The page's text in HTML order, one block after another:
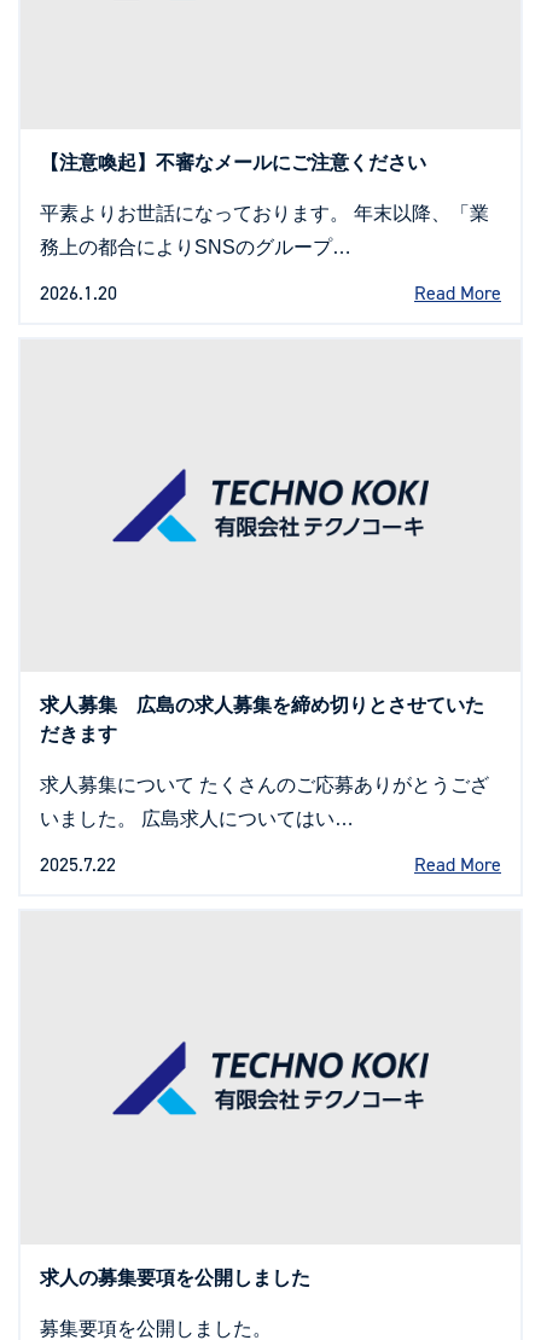
【注意喚起】不審なメールにご注意ください
平素よりお世話になっております。 年末以降、「業
務上の都合によりSNSのグループ…
2026.1.20 Read More
求人募集 広島の求人募集を締め切りとさせていた
だきます
求人募集について たくさんのご応募ありがとうござ
いました。 広島求人についてはい…
2025.7.22 Read More
求人の募集要項を公開しました
募集要項を公開しました。